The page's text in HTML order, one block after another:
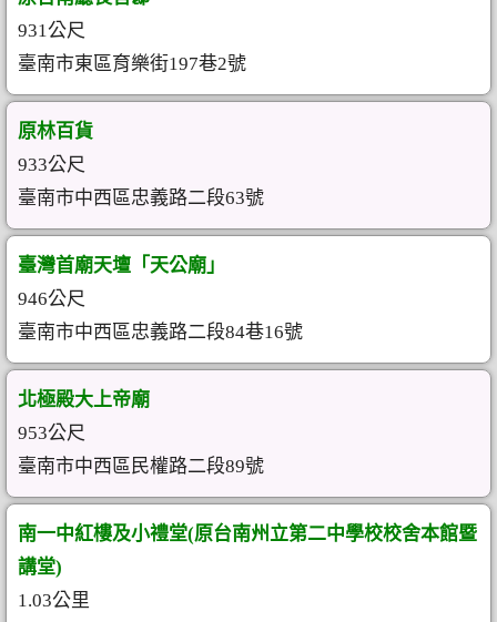
931公尺
臺南市東區育樂街197巷2號
原林百貨
933公尺
臺南市中西區忠義路二段63號
臺灣首廟天壇「天公廟」
946公尺
臺南市中西區忠義路二段84巷16號
北極殿大上帝廟
953公尺
臺南市中西區民權路二段89號
南一中紅樓及小禮堂(原台南州立第二中學校校舍本館暨
講堂)
1.03公里